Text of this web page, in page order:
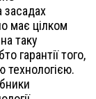
засадах
має цілком
таку
гарантії того,
технологією.